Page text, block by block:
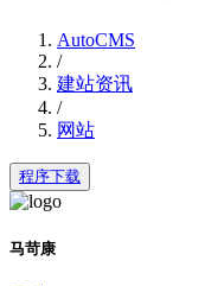
AutoCMS
/
建站资讯
/
网站
程序下载
马苛康